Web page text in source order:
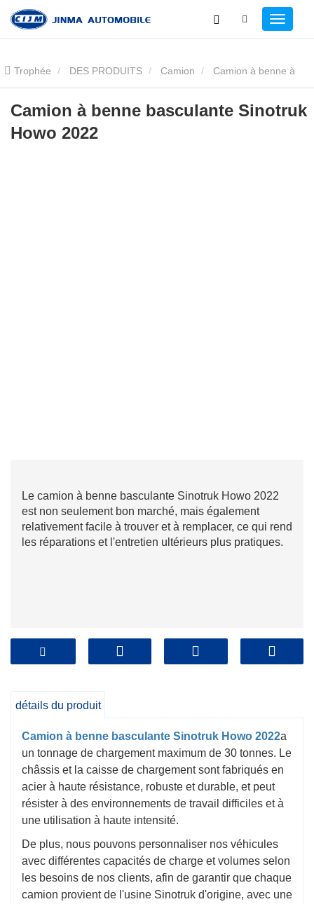
Trophée DES PRODUITS Camion Camion à benne à
benne Sinruk Hoowa 2022 Suédois
Camion à benne basculante Sinotruk
Howo 2022
Le camion à benne basculante Sinotruk Howo 2022
est non seulement bon marché, mais également
relativement facile à trouver et à remplacer, ce qui rend
les réparations et l'entretien ultérieurs plus pratiques.
détails du produit
Camion à benne basculante Sinotruk Howo 2022a
un tonnage de chargement maximum de 30 tonnes. Le
châssis et la caisse de chargement sont fabriqués en
acier à haute résistance, robuste et durable, et peut
résister à des environnements de travail difficiles et à
une utilisation à haute intensité.
De plus, nous pouvons personnaliser nos véhicules
avec différentes capacités de charge et volumes selon
les besoins de nos clients, afin de garantir que chaque
camion provient de l'usine Sinotruk d'origine, avec une